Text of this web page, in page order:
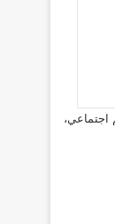
ودعم اجتماعي،